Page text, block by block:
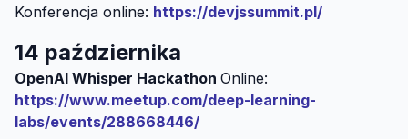
Konferencja online: https://devjssummit.pl/
14 października
OpenAI Whisper Hackathon Online:
https://www.meetup.com/deep-learning-
labs/events/288668446/